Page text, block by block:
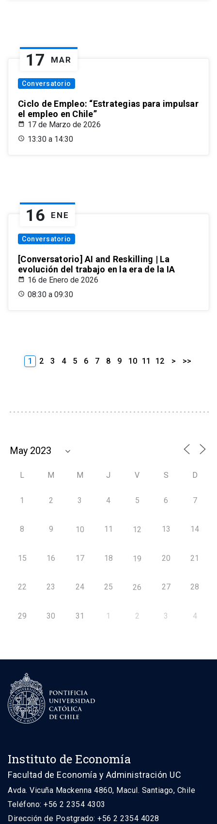
17 MAR
Conversatorio
Ciclo de Empleo: “Estrategias para impulsar
el empleo en Chile”
17 de Marzo de 2026
13:30 a 14:30
16 ENE
Conversatorio
[Conversatorio] AI and Reskilling | La
evolución del trabajo en la era de la IA
16 de Enero de 2026
08:30 a 09:30
1 2 3 4 5 6 7 8 9 10 11 12 > >>
L M M J V S D
1 2 3 4 5 6 7
8 9 10 11 12 13 14
15 16 17 18 19 20 21
22 23 24 25 26 27 28
29 30 31 1 2 3 4
Instituto de Economía
Facultad de Economía y Administración UC
Avda. Vicuña Mackenna 4860, Macul. Santiago, Chile
Teléfono: +56 2 2354 4303
Dirección de Postgrado: +56 2 2354 4028